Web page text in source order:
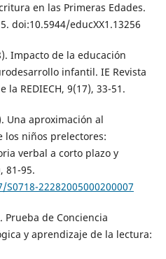
en las Primeras Edades.
doi:10.5944/educXX1.13256
Impacto de la educación
infantil. IE Revista
REDIECH, 9(17), 33-51.
Una aproximación al
los niños prelectores:
verbal a corto plazo y
81-95.
22282005000200007
Prueba de Conciencia
y aprendizaje de la lectura: